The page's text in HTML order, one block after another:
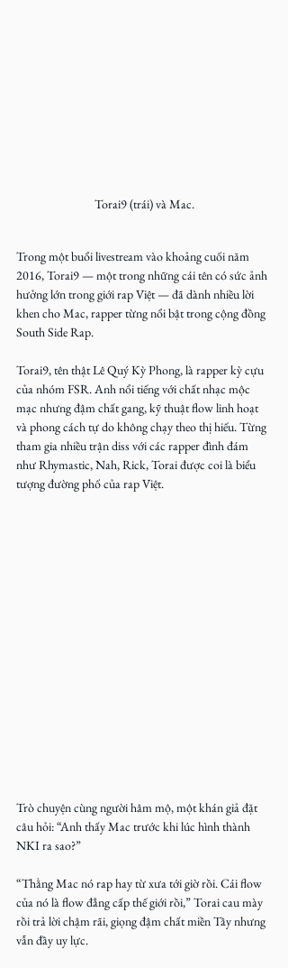
Torai9 (trái) và Mac.
Trong một buổi livestream vào khoảng cuối năm
2016, Torai9 — một trong những cái tên có sức ảnh
hưởng lớn trong giới rap Việt — đã dành nhiều lời
khen cho Mac, rapper từng nổi bật trong cộng đồng
South Side Rap.
Torai9, tên thật Lê Quý Kỳ Phong, là rapper kỳ cựu
của nhóm FSR. Anh nổi tiếng với chất nhạc mộc
mạc nhưng đậm chất gang, kỹ thuật flow linh hoạt
và phong cách tự do không chạy theo thị hiếu. Từng
tham gia nhiều trận diss với các rapper đình đám
như Rhymastic, Nah, Rick, Torai được coi là biểu
tượng đường phố của rap Việt.
Trò chuyện cùng người hâm mộ, một khán giả đặt
câu hỏi: “Anh thấy Mac trước khi lúc hình thành
NKI ra sao?”
“Thằng Mac nó rap hay từ xưa tới giờ rồi. Cái flow
của nó là flow đẳng cấp thế giới rồi,” Torai cau mày
rồi trả lời chậm rãi, giọng đậm chất miền Tây nhưng
vẫn đầy uy lực.